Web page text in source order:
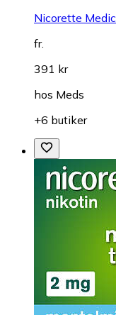
Nicorette
fr.
391 kr
hos Meds
+6 butiker